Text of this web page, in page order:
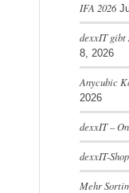
IFA 2026
dexxIT gibt
8, 2026
Anycubic
2026
dexxIT –
dexxIT-
Mehr